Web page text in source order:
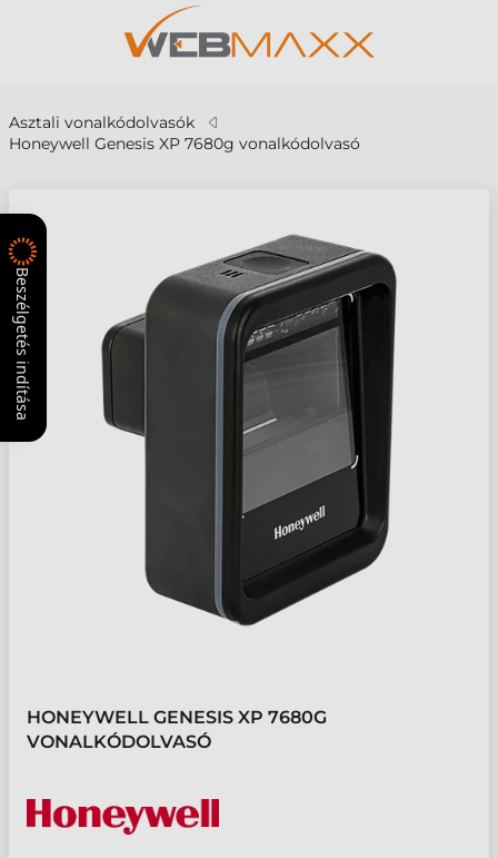
Asztali vonalkódolvasók
Honeywell Genesis XP 7680g vonalkódolvasó
HONEYWELL GENESIS XP 7680G
VONALKÓDOLVASÓ
Beszélgetés indítása